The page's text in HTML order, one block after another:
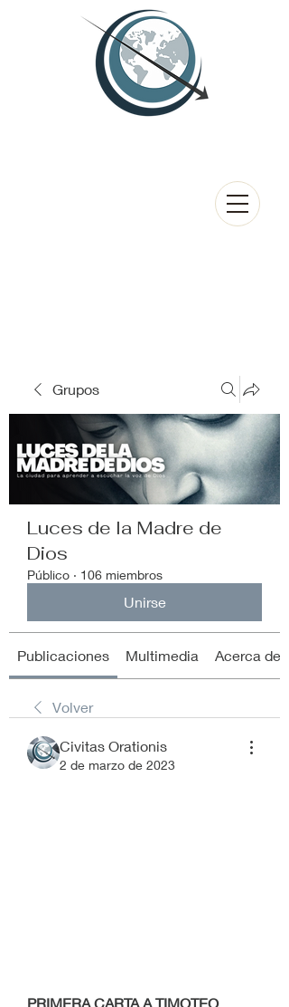
Grupos
Luces de la Madre de
Dios
Público · 106 miembros
Unirse
Publicaciones Multimedia Acerca de
Volver
Civitas Orationis
2 de marzo de 2023
PRIMERA CARTA A TIMOTEO